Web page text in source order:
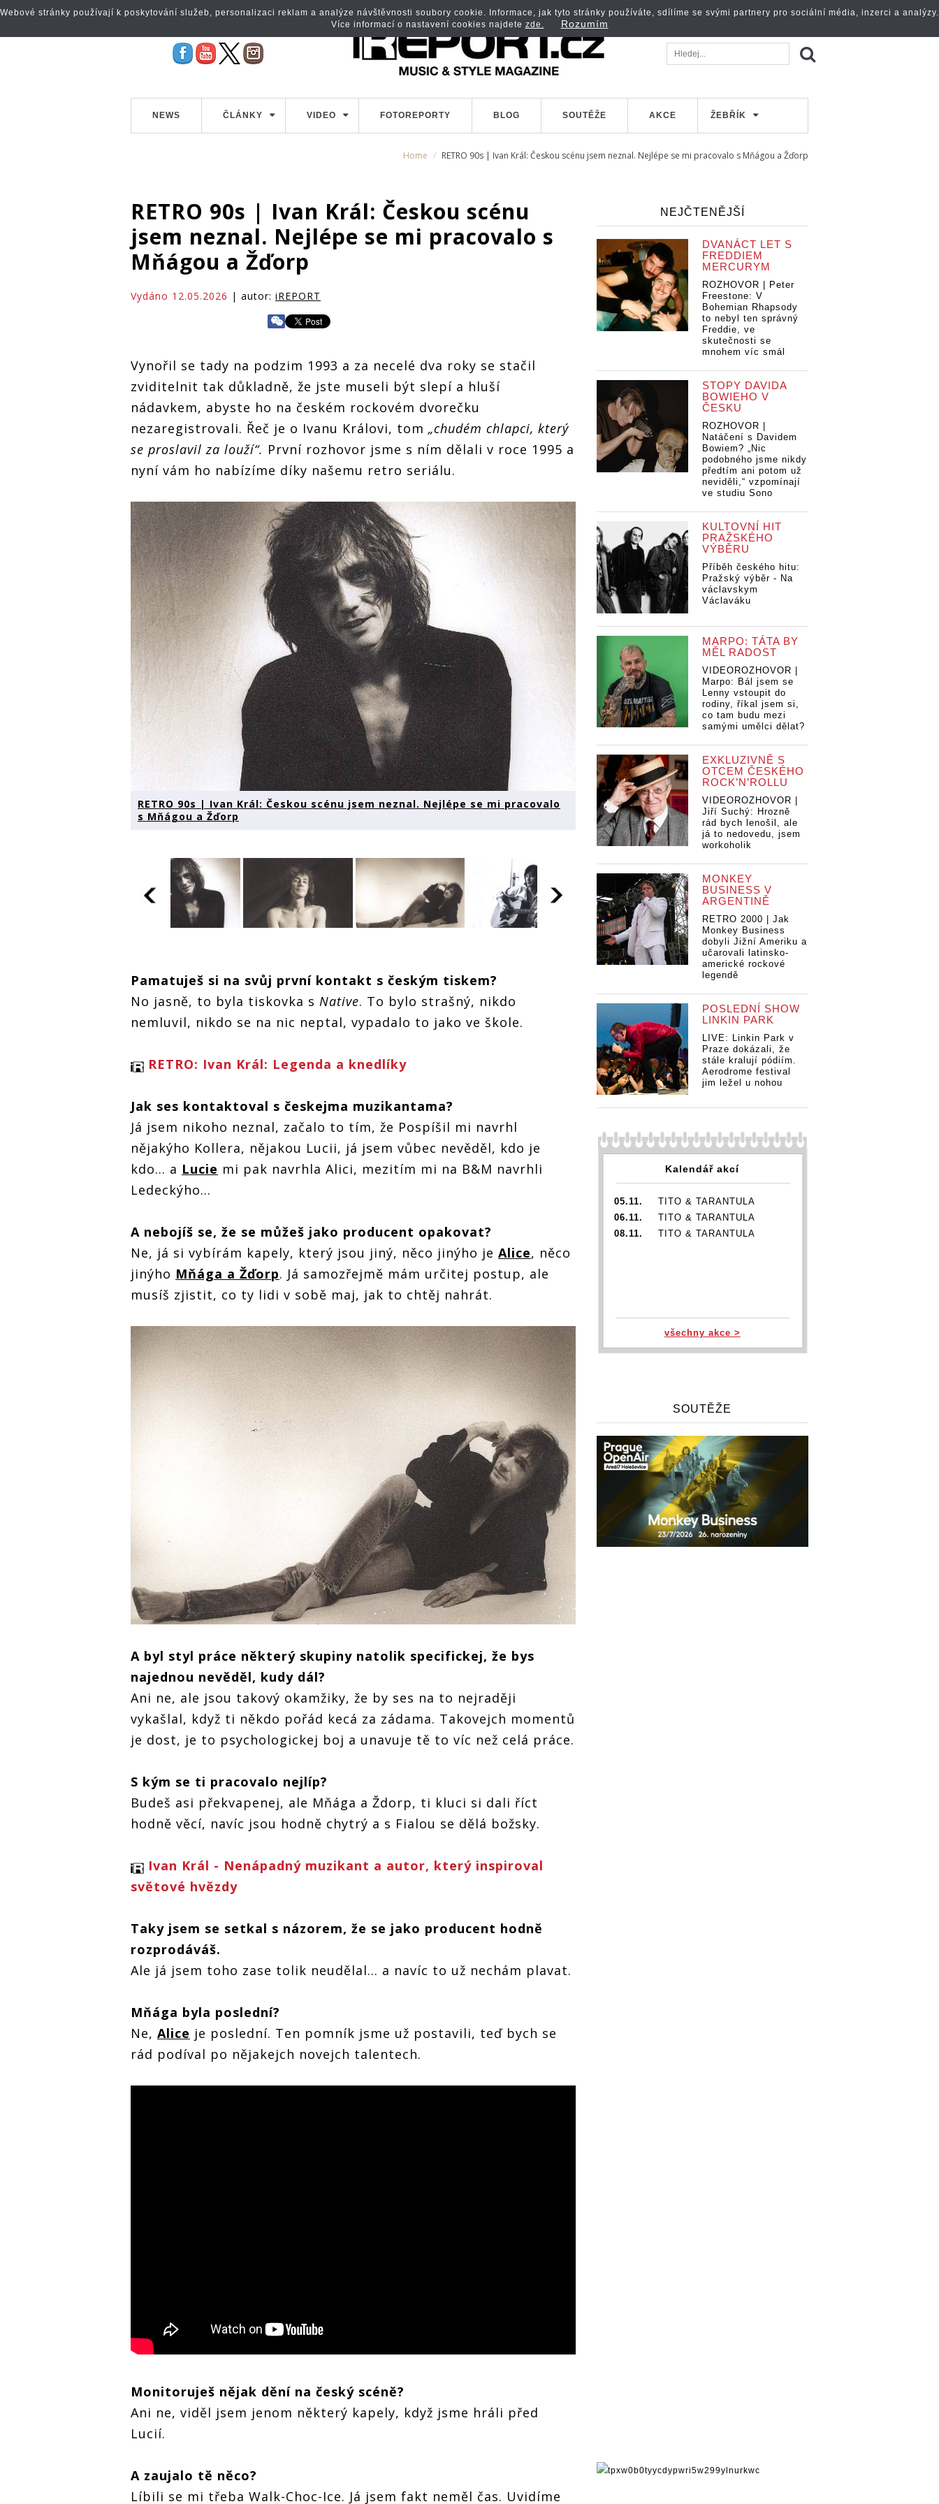
NEWS ČLÁNKY VIDEO FOTOREPORTY BLOG SOUTĚŽE AKCE ŽEBŘÍK
Home RETRO 90s | Ivan Král: Českou scénu jsem neznal. Nejlépe se mi pracovalo s Mňágou a Žďorp
RETRO 90s | Ivan Král: Českou scénu
jsem neznal. Nejlépe se mi pracovalo s
Mňágou a Žďorp
Vydáno 12.05.2026 | autor: iREPORT
Vynořil se tady na podzim 1993 a za necelé dva roky se stačil
zviditelnit tak důkladně, že jste museli být slepí a hluší
nádavkem, abyste ho na českém rockovém dvorečku
nezaregistrovali. Řeč je o Ivanu Královi, tom „chudém chlapci, který
se proslavil za louží“. První rozhovor jsme s ním dělali v roce 1995 a
nyní vám ho nabízíme díky našemu retro seriálu.
RETRO 90s | Ivan Král: Českou scénu jsem neznal. Nejlépe se mi pracovalo
s Mňágou a Žďorp
neznal. Nejlépe
s Mňágou a
Žďorp
Král: Českou
se mi pracovalo
neznal. Nejlépe
se mi pracovalo
s Mňágou a
Žďorp
scénu jsem
se mi pracovalo
s Mňágou a
Žďorp
RETRO 90s | Ivan
Král: Českou
scénu jsem
neznal. Nejlépe
se mi pracovalo
s Mňágou a
Žďorp
RETRO 90s | Ivan
Král: Českou
scénu jsem
neznal. Nejlépe
se mi pracovalo
s Mňágou a
Pamatuješ si na svůj první kontakt s českým tiskem?
No jasně, to byla tiskovka s Native. To bylo strašný, nikdo
nemluvil, nikdo se na nic neptal, vypadalo to jako ve škole.
RETRO: Ivan Král: Legenda a knedlíky
Jak ses kontaktoval s českejma muzikantama?
Já jsem nikoho neznal, začalo to tím, že Pospíšil mi navrhl
nějakýho Kollera, nějakou Lucii, já jsem vůbec nevěděl, kdo je
kdo... a Lucie mi pak navrhla Alici, mezitím mi na B&M navrhli
Ledeckýho...
A nebojíš se, že se můžeš jako producent opakovat?
Ne, já si vybírám kapely, který jsou jiný, něco jinýho je Alice, něco
jinýho Mňága a Žďorp. Já samozřejmě mám určitej postup, ale
musíš zjistit, co ty lidi v sobě maj, jak to chtěj nahrát.
A byl styl práce některý skupiny natolik specifickej, že bys
najednou nevěděl, kudy dál?
Ani ne, ale jsou takový okamžiky, že by ses na to nejraději
vykašlal, když ti někdo pořád kecá za zádama. Takovejch momentů
je dost, je to psychologickej boj a unavuje tě to víc než celá práce.
S kým se ti pracovalo nejlíp?
Budeš asi překvapenej, ale Mňága a Ždorp, ti kluci si dali říct
hodně věcí, navíc jsou hodně chytrý a s Fialou se dělá božsky.
Ivan Král - Nenápadný muzikant a autor, který inspiroval
světové hvězdy
Taky jsem se setkal s názorem, že se jako producent hodně
rozprodáváš.
Ale já jsem toho zase tolik neudělal... a navíc to už nechám plavat.
Mňága byla poslední?
Ne, Alice je poslední. Ten pomník jsme už postavili, teď bych se
rád podíval po nějakejch novejch talentech.
Monitoruješ nějak dění na český scéně?
Ani ne, viděl jsem jenom některý kapely, když jsme hráli před
Lucií.
A zaujalo tě něco?
Líbili se mi třeba Walk-Choc-Ice. Já jsem fakt neměl čas. Uvidíme
NEJČTENĚJŠÍ
DVANÁCT LET S
FREDDIEM
MERCURYM
ROZHOVOR | Peter
Freestone: V
Bohemian Rhapsody
to nebyl ten správný
Freddie, ve
skutečnosti se
mnohem víc smál
STOPY DAVIDA
BOWIEHO V
ČESKU
ROZHOVOR |
Natáčení s Davidem
Bowiem? „Nic
podobného jsme nikdy
předtím ani potom už
neviděli,“ vzpomínají
ve studiu Sono
KULTOVNÍ HIT
PRAŽSKÉHO
VÝBĚRU
Příběh českého hitu:
Pražský výběr - Na
václavskym
Václaváku
MARPO: TÁTA BY
MĚL RADOST
VIDEOROZHOVOR |
Marpo: Bál jsem se
Lenny vstoupit do
rodiny, říkal jsem si,
co tam budu mezi
samými umělci dělat?
EXKLUZIVNĚ S
OTCEM ČESKÉHO
ROCK’N’ROLLU
VIDEOROZHOVOR |
Jiří Suchý: Hrozně
rád bych lenošil, ale
já to nedovedu, jsem
workoholik
MONKEY
BUSINESS V
ARGENTINĚ
RETRO 2000 | Jak
Monkey Business
dobyli Jižní Ameriku a
učarovali latinsko-
americké rockové
legendě
POSLEDNÍ SHOW
LINKIN PARK
LIVE: Linkin Park v
Praze dokázali, že
stále kralují pódiím.
Aerodrome festival
jim ležel u nohou
Kalendář akcí
05.11.
TITO & TARANTULA
06.11.
TITO & TARANTULA
08.11.
TITO & TARANTULA
všechny akce >
SOUTĚŽE
Webové stránky používají k poskytování služeb, personalizaci reklam a analýze návštěvnosti soubory cookie. Informace, jak tyto stránky používáte, sdílíme se svými partnery pro sociální média, inzerci a analýzy.
Více informací o nastavení cookies najdete zde. Rozumím